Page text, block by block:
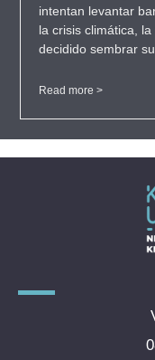
intentan levantar
la crisis climática,
decidido sembrar su
Read more >